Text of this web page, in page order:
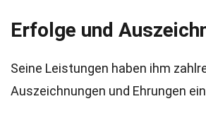
Erfolge und
Seine Leistungen haben ihm
Auszeichnungen und Ehrungen